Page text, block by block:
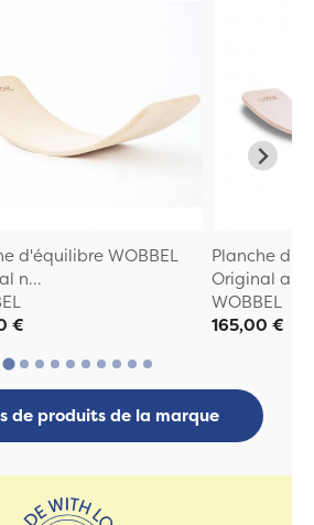
d'équilibre WOBBEL
n...
€
Planche
Original a...
WOBBEL
165,00 €
de produits de la marque